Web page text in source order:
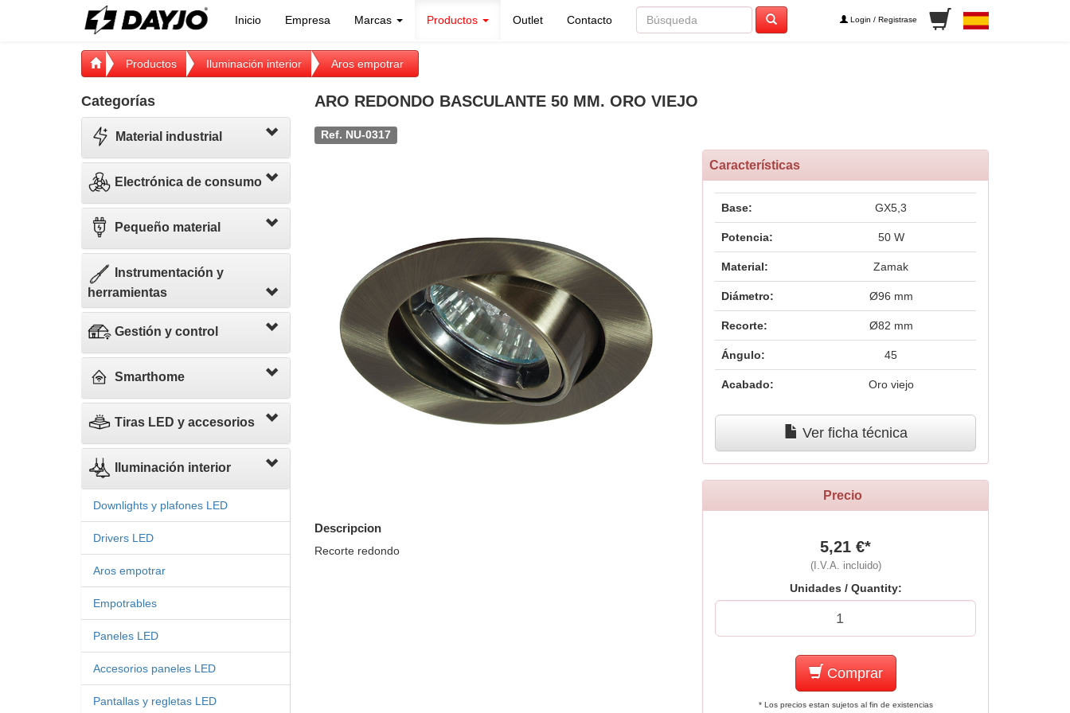
Inicio Empresa Marcas Productos Outlet Contacto Login / Registrase
Productos Iluminación interior Aros empotrar
Categorías
Material industrial
Electrónica de consumo
Pequeño material
Instrumentación y
herramientas
Gestión y control
Smarthome
Tiras LED y accesorios
Iluminación interior
Downlights y plafones LED
Drivers LED
Aros empotrar
Empotrables
Paneles LED
Accesorios paneles LED
Pantallas y regletas LED
ARO REDONDO BASCULANTE 50 MM. ORO VIEJO
Ref. NU-0317
Descripcion
Recorte redondo
Características
Base: GX5,3
Potencia: 50 W
Material: Zamak
Diámetro: Ø96 mm
Recorte: Ø82 mm
Ángulo: 45
Acabado: Oro viejo
Ver ficha técnica
Precio
5,21 €*
(I.V.A. incluido)
Unidades / Quantity:
Comprar
* Los precios estan sujetos al fin de existencias